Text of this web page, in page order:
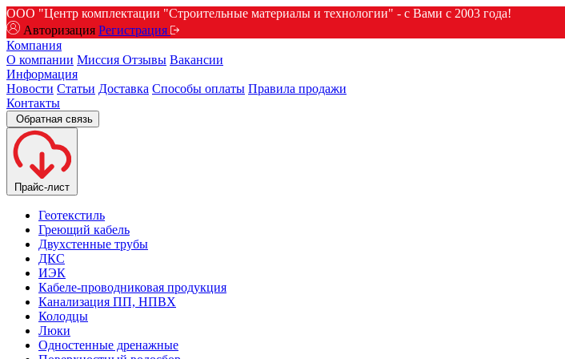
ООО "Центр комплектации "Строительные материалы и технологии" - с Вами с 2003 года!
Авторизация Регистрация
Компания
О компании Миссия Отзывы Вакансии
Информация
Новости Статьи Доставка Способы оплаты Правила продажи
Контакты
Обратная связь
Прайс-лист
Геотекстиль
Греющий кабель
Двухстенные трубы
ДКС
ИЭК
Кабеле-проводниковая продукция
Канализация ПП, НПВХ
Колодцы
Люки
Одностенные дренажные